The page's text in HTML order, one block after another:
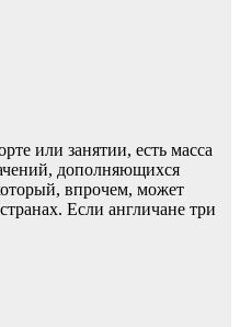
или занятии, есть масса
дополняющихся
впрочем, может
Если англичане три